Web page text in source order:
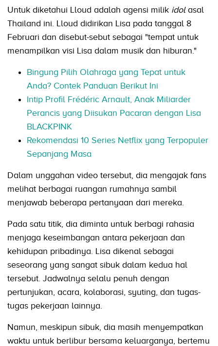
Untuk diketahui Lloud adalah agensi milik idolasal
Thailand ini. Lloud didirikan Lisa pada tanggal 8
Februari dan disebut-sebut sebagai "tempat untuk
menampilkan visi Lisa dalam musik dan hiburan."
Bingung Pilih Olahraga yang Tepat untuk
Anda? Contek Panduan Berikut Ini
Intip Profil Frédéric Arnault, Anak Miliarder
Perancis yang Diisukan Pacaran dengan Lisa
BLACKPINK
Rekomendasi 10 Series Netflix yang Terpopuler
Sepanjang Masa
Dalam unggahan video tersebut, dia mengajak fans
melihat berbagai ruangan rumahnya sambil
menjawab beberapa pertanyaan dari mereka.
Pada satu titik, dia diminta untuk berbagi rahasia
menjaga keseimbangan antara pekerjaan dan
kehidupan pribadinya. Lisa dikenal sebagai
seseorang yang sangat sibuk dalam kedua hal
tersebut. Jadwalnya selalu penuh dengan
pertunjukan, acara, kolaborasi, syuting, dan tugas-
tugas pekerjaan lainnya.
Namun, meskipun sibuk, dia masih menyempatkan
waktu untuk berlibur bersama keluarganya, bertemu